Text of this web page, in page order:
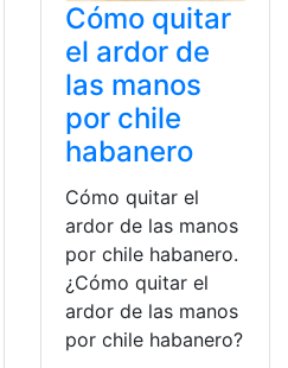
Cómo quitar
el ardor de
las manos
por chile
habanero
Cómo quitar el
ardor de las manos
por chile habanero.
¿Cómo quitar el
ardor de las manos
por chile habanero?